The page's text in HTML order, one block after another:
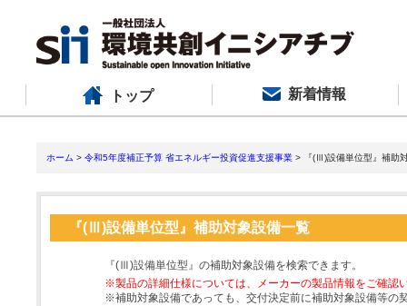
トップ 新着情報
ホーム > 令和5年度補正予算 省エネルギー投資促進支援事業 > 『(Ⅲ)設備単位型』補助
『(Ⅲ)設備単位型』補助対象設備一覧
『(Ⅲ)設備単位型』の補助対象設備を検索できます。
※製品の詳細仕様については、メーカーの製品情報をご確認
※補助対象設備であっても、交付決定前に補助対象設備等の